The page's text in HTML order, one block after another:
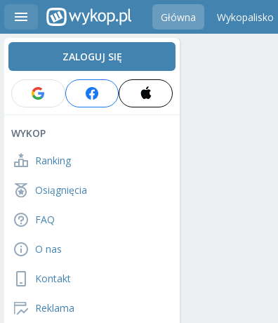
Główna Wykopalisko
ZALOGUJ SIĘ
WYKOP
Ranking
Osiągnięcia
FAQ
O nas
Kontakt
Reklama